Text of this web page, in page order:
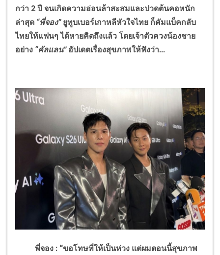
กว่า 2 ปี จนเกิดความอ่อนล้าสะสมและปวดต้นคอหนัก
ล่าสุด “พี่จอง” ยูทูบเบอร์เกาหลีหัวใจไทย ก็คัมแบ็คกลับ
ไทยให้แฟนๆ ได้หายคิดถึงแล้ว โดยเจ้าตัวควงน้องชาย
อย่าง “คัลแลน” อัปเดตเรื่องสุขภาพให้ฟังว่า...
พี่จอง : “ขอโทษที่ให้เป็นห่วง แต่ผมตอนนี้สุขภาพ